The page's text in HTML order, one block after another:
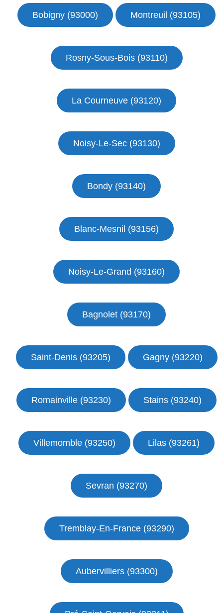
Bobigny (93000) Montreuil (93105)
Rosny-Sous-Bois (93110)
La Courneuve (93120)
Noisy-Le-Sec (93130)
Bondy (93140)
Blanc-Mesnil (93156)
Noisy-Le-Grand (93160)
Bagnolet (93170)
Saint-Denis (93205) Gagny (93220)
Romainville (93230) Stains (93240)
Villemomble (93250) Lilas (93261)
Sevran (93270)
Tremblay-En-France (93290)
Aubervilliers (93300)